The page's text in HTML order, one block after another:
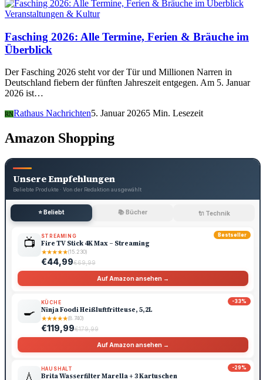
Veranstaltungen & Kultur
Fasching 2026: Alle Termine, Ferien & Bräuche im
Überblick
Der Fasching 2026 steht vor der Tür und Millionen Narren in
Deutschland fiebern der fünften Jahreszeit entgegen. Am 5. Januar
2026 ist…
RNRathaus Nachrichten5. Januar 20265 Min. Lesezeit
Amazon Shopping
Unsere Empfehlungen
Beliebte Produkte · Von der Redaktion ausgewählt
⭐ Beliebt 📚 Bücher 🔌 Technik
Bestseller
📺 STREAMING
Fire TV Stick 4K Max – Streaming
★★★★★(15.230)
€44,99€69,99
Auf Amazon ansehen →
-33%
🍳
KÜCHE
Ninja Foodi Heißluftfritteuse, 5,2L
★★★★★(8.740)
€119,99€179,99
Auf Amazon ansehen →
-29%
HAUSHALT
Brita Wasserfilter Marella + 3 Kartuschen